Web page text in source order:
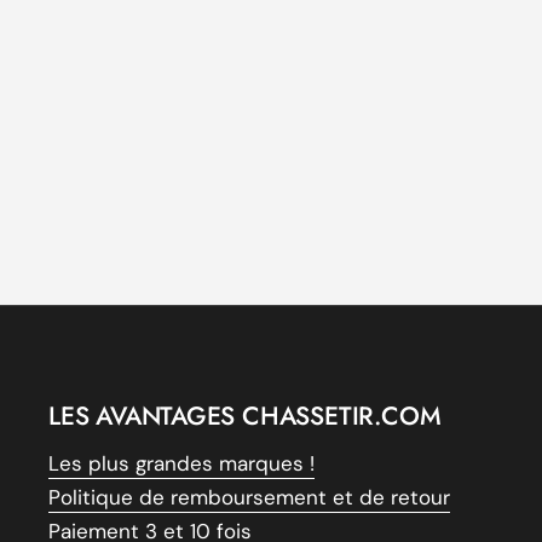
LES AVANTAGES CHASSETIR.COM
Les plus grandes marques !
Politique de remboursement et de retour
Paiement 3 et 10 fois